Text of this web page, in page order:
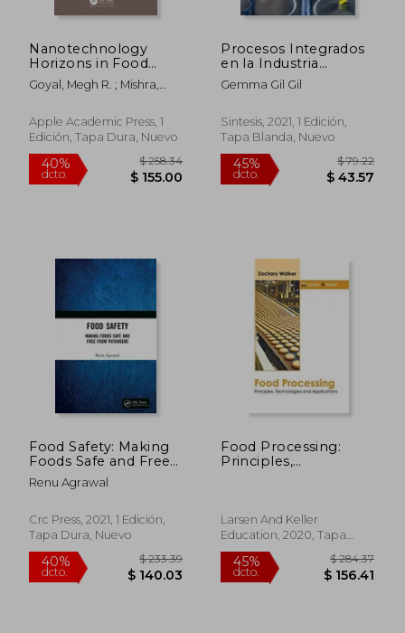
dcto. $ 94.28 dcto.
Nanotechnology
Horizons in Food
Process Engineering:
Volume 2: Scope,
Human Health (en
Inglés)
Goyal, Megh R. ; Mishra,
Apple Academic Press, 1
Edición, Tapa Dura, Nuevo
Procesos Integrados
en la Industria
Alimentaria
Gemma Gil Gil
Sintesis, 2021, 1 Edición,
Tapa Blanda, Nuevo
Food Safety: Making
Foods Safe and Free
From Pathogens (en
Inglés)
Renu Agrawal
Crc Press, 2021, 1 Edición,
Tapa Dura, Nuevo
Food Processing:
Principles,
Larsen And Keller
Education, 2020, Tapa
Dura, Nuevo